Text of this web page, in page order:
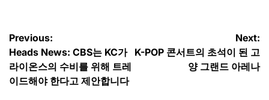
글
탐
색
Previous:
Heads News: CBS는 KC가
라이온스의 수비를 위해 트레
이드해야 한다고 제안합니다
Next:
K-POP 콘서트의 초석이 된 고
양 그랜드 아레나